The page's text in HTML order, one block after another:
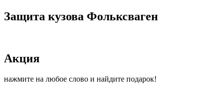
Защита кузова Фольксваген
Акция
нажмите на любое слово и найдите подарок!